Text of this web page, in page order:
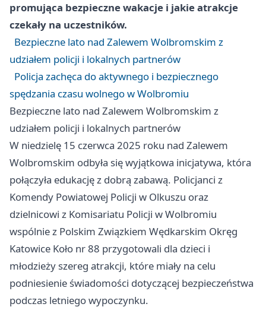
promująca bezpieczne wakacje i jakie atrakcje
czekały na uczestników.
Bezpieczne lato nad Zalewem Wolbromskim z
udziałem policji i lokalnych partnerów
Policja zachęca do aktywnego i bezpiecznego
spędzania czasu wolnego w Wolbromiu
Bezpieczne lato nad Zalewem Wolbromskim z
udziałem policji i lokalnych partnerów
W niedzielę 15 czerwca 2025 roku nad Zalewem
Wolbromskim odbyła się wyjątkowa inicjatywa, która
połączyła edukację z dobrą zabawą. Policjanci z
Komendy Powiatowej Policji w Olkuszu oraz
dzielnicowi z Komisariatu Policji w Wolbromiu
wspólnie z Polskim Związkiem Wędkarskim Okręg
Katowice Koło nr 88 przygotowali dla dzieci i
młodzieży szereg atrakcji, które miały na celu
podniesienie świadomości dotyczącej bezpieczeństwa
podczas letniego wypoczynku.